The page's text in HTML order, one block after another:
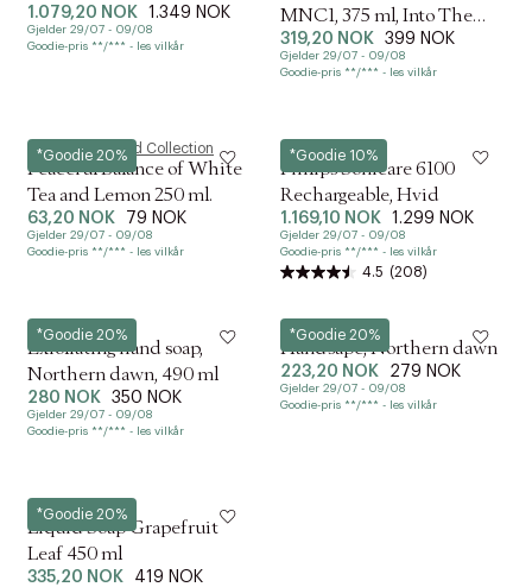
1.079,20 NOK 1.349 NOK
Gjelder 29/07 - 09/08
Goodie-pris **/*** - les vilkår
MNC1, 375 ml, Into The
Moor
319,20 NOK 399 NOK
Gjelder 29/07 - 09/08
Goodie-pris **/*** - les vilkår
*Goodie 20%
Magasin du Nord Collection
Peaceful Balance of White
Tea and Lemon 250 ml.
63,20 NOK 79 NOK
Gjelder 29/07 - 09/08
Goodie-pris **/*** - les vilkår
*Goodie 10%
Philips
Philips Sonicare 6100
Rechargeable, Hvid
1.169,10 NOK 1.299 NOK
Gjelder 29/07 - 09/08
Goodie-pris **/*** - les vilkår
4.5 (208)
*Goodie 20%
Meraki
Exfoliating hand soap,
Northern dawn, 490 ml
280 NOK 350 NOK
Gjelder 29/07 - 09/08
Goodie-pris **/*** - les vilkår
*Goodie 20%
Meraki
Håndsåpe, Northern dawn
223,20 NOK 279 NOK
Gjelder 29/07 - 09/08
Goodie-pris **/*** - les vilkår
*Goodie 20%
L:a Bruket
Liquid Soap Grapefruit
Leaf 450 ml
335,20 NOK 419 NOK